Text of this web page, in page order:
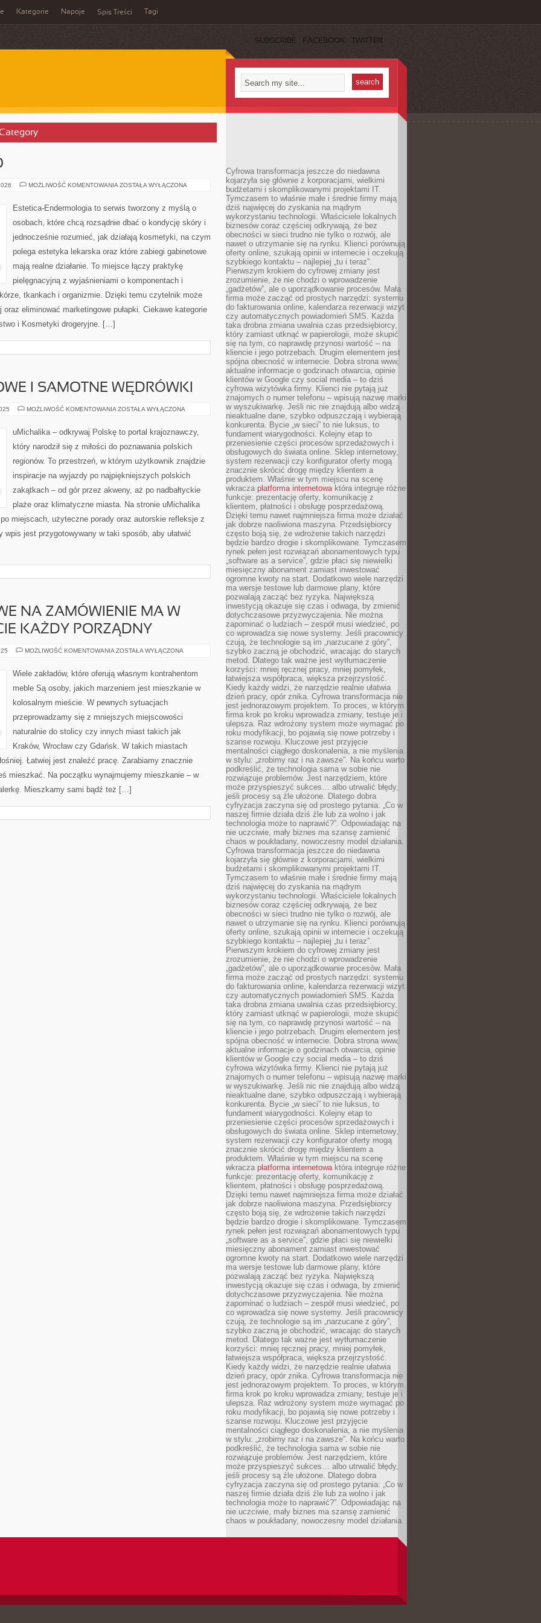
Kategorie Napoje Spis Treści Tagi
SUBSCRIBE FACEBOOK TWITTER
MOŻLIWOŚĆ KOMENTOWANIA ZABIEGI
ZOSTAŁA WYŁĄCZONA
Estetica-Endermologia to serwis tworzony z myślą o
osobach, które chcą rozsądnie dbać o kondycję skóry i
jednocześnie rozumieć, jak działają kosmetyki, na czym
polega estetyka lekarska oraz które zabiegi gabinetowe
mają realne działanie. To miejsce łączy praktykę
pielęgnacyjną z wyjaśnieniami o komponentach i
tkankach i organizmie. Dzięki temu czytelnik może
eliminować marketingowe pułapki. Ciekawe kategorie
i Kosmetyki drogeryjne. […]
I SAMOTNE WĘDRÓWKI
MOŻLIWOŚĆ KOMENTOWANIA PODRÓŻE
SAMOTNE
WĘDRÓWKI
ZOSTAŁA WYŁĄCZONA
uMichalika – odkrywaj Polskę to portal krajoznawczy,
który narodził się z miłości do poznawania polskich
regionów. To przestrzeń, w którym użytkownik znajdzie
inspiracje na wyjazdy po najpiękniejszych polskich
zakątkach – od gór przez akweny, aż po nadbałtyckie
plaże oraz klimatyczne miasta. Na stronie uMichalika
miejscach, użyteczne porady oraz autorskie refleksje z
jest przygotowywany w taki sposób, aby ułatwić
NA ZAMÓWIENIE MA W
KAŻDY PORZĄDNY
MOŻLIWOŚĆ KOMENTOWANIA SPRZĘTY
ZAMÓWIENIE
MA
OSOBISTEJ
KAŻDY
ZOSTAŁA WYŁĄCZONA
Wiele zakładów, które oferują własnym kontrahentom
meble Są osoby, jakich marzeniem jest mieszkanie w
kolosalnym mieście. W pewnych sytuacjach
przeprowadzamy się z mniejszych miejscowości
naturalnie do stolicy czy innych miast takich jak
Kraków, Wrocław czy Gdańsk. W takich miastach
Łatwiej jest znaleźć pracę. Zarabiamy znacznie
mieszkać. Na początku wynajmujemy mieszkanie – w
Mieszkamy sami bądź też […]
Cyfrowa transformacja jeszcze do niedawna
kojarzyła się głównie z korporacjami, wielkimi
budżetami i skomplikowanymi projektami IT.
Tymczasem to właśnie małe i średnie firmy mają
dziś najwięcej do zyskania na mądrym
wykorzystaniu technologii. Właściciele lokalnych
biznesów coraz częściej odkrywają, że bez
obecności w sieci trudno nie tylko o rozwój, ale
nawet o utrzymanie się na rynku. Klienci porównują
oferty online, szukają opinii w internecie i oczekują
szybkiego kontaktu – najlepiej „tu i teraz”.
Pierwszym krokiem do cyfrowej zmiany jest
zrozumienie, że nie chodzi o wprowadzenie
„gadżetów”, ale o uporządkowanie procesów. Mała
firma może zacząć od prostych narzędzi: systemu
do fakturowania online, kalendarza rezerwacji wizyt
czy automatycznych powiadomień SMS. Każda
taka drobna zmiana uwalnia czas przedsiębiorcy,
który zamiast utknąć w papierologii, może skupić
się na tym, co naprawdę przynosi wartość – na
kliencie i jego potrzebach. Drugim elementem jest
spójna obecność w internecie. Dobra strona www,
aktualne informacje o godzinach otwarcia, opinie
klientów w Google czy social media – to dziś
cyfrowa wizytówka firmy. Klienci nie pytają już
znajomych o numer telefonu – wpisują nazwę marki
w wyszukiwarkę. Jeśli nic nie znajdują albo widzą
nieaktualne dane, szybko odpuszczają i wybierają
konkurenta. Bycie „w sieci” to nie luksus, to
fundament wiarygodności. Kolejny etap to
przeniesienie części procesów sprzedażowych i
obsługowych do świata online. Sklep internetowy,
system rezerwacji czy konfigurator oferty mogą
znacznie skrócić drogę między klientem a
produktem. Właśnie w tym miejscu na scenę
wkracza platforma internetowaktóra integruje różne
funkcje: prezentację oferty, komunikację z
klientem, płatności i obsługę posprzedażową.
Dzięki temu nawet najmniejsza firma może działać
jak dobrze naoliwiona maszyna. Przedsiębiorcy
często boją się, że wdrożenie takich narzędzi
będzie bardzo drogie i skomplikowane. Tymczasem
rynek pełen jest rozwiązań abonamentowych typu
„software as a service”, gdzie płaci się niewielki
miesięczny abonament zamiast inwestować
ogromne kwoty na start. Dodatkowo wiele narzędzi
ma wersje testowe lub darmowe plany, które
pozwalają zacząć bez ryzyka. Największą
inwestycją okazuje się czas i odwaga, by zmienić
dotychczasowe przyzwyczajenia. Nie można
zapominać o ludziach – zespół musi wiedzieć, po
co wprowadza się nowe systemy. Jeśli pracownicy
czują, że technologie są im „narzucane z góry”,
szybko zaczną je obchodzić, wracając do starych
metod. Dlatego tak ważne jest wytłumaczenie
korzyści: mniej ręcznej pracy, mniej pomyłek,
łatwiejsza współpraca, większa przejrzystość.
Kiedy każdy widzi, że narzędzie realnie ułatwia
dzień pracy, opór znika. Cyfrowa transformacja nie
jest jednorazowym projektem. To proces, w którym
firma krok po kroku wprowadza zmiany, testuje je i
ulepsza. Raz wdrożony system może wymagać po
roku modyfikacji, bo pojawią się nowe potrzeby i
szanse rozwoju. Kluczowe jest przyjęcie
mentalności ciągłego doskonalenia, a nie myślenia
w stylu: „zrobimy raz i na zawsze”. Na końcu warto
podkreślić, że technologia sama w sobie nie
rozwiązuje problemów. Jest narzędziem, które
może przyspieszyć sukces… albo utrwalić błędy,
jeśli procesy są źle ułożone. Dlatego dobra
cyfryzacja zaczyna się od prostego pytania: „Co w
naszej firmie działa dziś źle lub za wolno i jak
technologia może to naprawić?”. Odpowiadając na
nie uczciwie, mały biznes ma szansę zamienić
chaos w poukładany, nowoczesny model działania.
Cyfrowa transformacja jeszcze do niedawna
kojarzyła się głównie z korporacjami, wielkimi
budżetami i skomplikowanymi projektami IT.
Tymczasem to właśnie małe i średnie firmy mają
dziś najwięcej do zyskania na mądrym
wykorzystaniu technologii. Właściciele lokalnych
biznesów coraz częściej odkrywają, że bez
obecności w sieci trudno nie tylko o rozwój, ale
nawet o utrzymanie się na rynku. Klienci porównują
oferty online, szukają opinii w internecie i oczekują
szybkiego kontaktu – najlepiej „tu i teraz”.
Pierwszym krokiem do cyfrowej zmiany jest
zrozumienie, że nie chodzi o wprowadzenie
„gadżetów”, ale o uporządkowanie procesów. Mała
firma może zacząć od prostych narzędzi: systemu
do fakturowania online, kalendarza rezerwacji wizyt
czy automatycznych powiadomień SMS. Każda
taka drobna zmiana uwalnia czas przedsiębiorcy,
który zamiast utknąć w papierologii, może skupić
się na tym, co naprawdę przynosi wartość – na
kliencie i jego potrzebach. Drugim elementem jest
spójna obecność w internecie. Dobra strona www,
aktualne informacje o godzinach otwarcia, opinie
klientów w Google czy social media – to dziś
cyfrowa wizytówka firmy. Klienci nie pytają już
znajomych o numer telefonu – wpisują nazwę marki
w wyszukiwarkę. Jeśli nic nie znajdują albo widzą
nieaktualne dane, szybko odpuszczają i wybierają
konkurenta. Bycie „w sieci” to nie luksus, to
fundament wiarygodności. Kolejny etap to
przeniesienie części procesów sprzedażowych i
obsługowych do świata online. Sklep internetowy,
system rezerwacji czy konfigurator oferty mogą
znacznie skrócić drogę między klientem a
produktem. Właśnie w tym miejscu na scenę
wkracza platforma internetowaktóra integruje różne
funkcje: prezentację oferty, komunikację z
klientem, płatności i obsługę posprzedażową.
Dzięki temu nawet najmniejsza firma może działać
jak dobrze naoliwiona maszyna. Przedsiębiorcy
często boją się, że wdrożenie takich narzędzi
będzie bardzo drogie i skomplikowane. Tymczasem
rynek pełen jest rozwiązań abonamentowych typu
„software as a service”, gdzie płaci się niewielki
miesięczny abonament zamiast inwestować
ogromne kwoty na start. Dodatkowo wiele narzędzi
ma wersje testowe lub darmowe plany, które
pozwalają zacząć bez ryzyka. Największą
inwestycją okazuje się czas i odwaga, by zmienić
dotychczasowe przyzwyczajenia. Nie można
zapominać o ludziach – zespół musi wiedzieć, po
co wprowadza się nowe systemy. Jeśli pracownicy
czują, że technologie są im „narzucane z góry”,
szybko zaczną je obchodzić, wracając do starych
metod. Dlatego tak ważne jest wytłumaczenie
korzyści: mniej ręcznej pracy, mniej pomyłek,
łatwiejsza współpraca, większa przejrzystość.
Kiedy każdy widzi, że narzędzie realnie ułatwia
dzień pracy, opór znika. Cyfrowa transformacja nie
jest jednorazowym projektem. To proces, w którym
firma krok po kroku wprowadza zmiany, testuje je i
ulepsza. Raz wdrożony system może wymagać po
roku modyfikacji, bo pojawią się nowe potrzeby i
szanse rozwoju. Kluczowe jest przyjęcie
mentalności ciągłego doskonalenia, a nie myślenia
w stylu: „zrobimy raz i na zawsze”. Na końcu warto
podkreślić, że technologia sama w sobie nie
rozwiązuje problemów. Jest narzędziem, które
może przyspieszyć sukces… albo utrwalić błędy,
jeśli procesy są źle ułożone. Dlatego dobra
cyfryzacja zaczyna się od prostego pytania: „Co w
naszej firmie działa dziś źle lub za wolno i jak
technologia może to naprawić?”. Odpowiadając na
nie uczciwie, mały biznes ma szansę zamienić
chaos w poukładany, nowoczesny model działania.